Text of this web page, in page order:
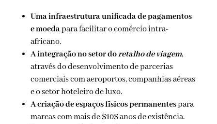
Uma infraestrutura unificada de pagamentos
e moedapara facilitar o comércio intra-
africano.
A integração no setor doretalho de viagem,
através do desenvolvimento de parcerias
comerciais com aeroportos, companhias aéreas
e o setor hoteleiro de luxo.
A criação de espaços físicos permanentespara
marcas com mais de $10$ anos de existência.